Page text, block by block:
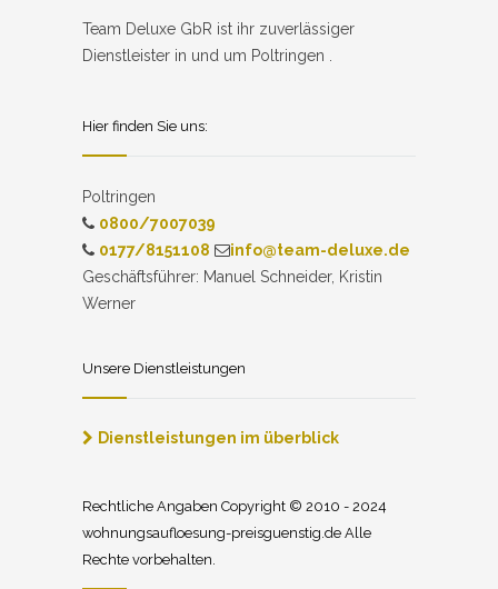
Team Deluxe GbR ist ihr zuverlässiger
Dienstleister in und um Poltringen .
Hier finden Sie uns:
Poltringen
0800/7007039
0177/8151108
info@team-deluxe.de
Geschäftsführer: Manuel Schneider, Kristin
Werner
Unsere Dienstleistungen
Dienstleistungen im überblick
Rechtliche Angaben Copyright © 2010 - 2024
wohnungsaufloesung-preisguenstig.de Alle
Rechte vorbehalten.